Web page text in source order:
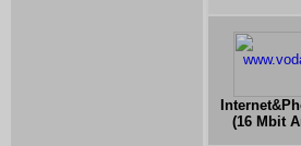
(16 Mbit